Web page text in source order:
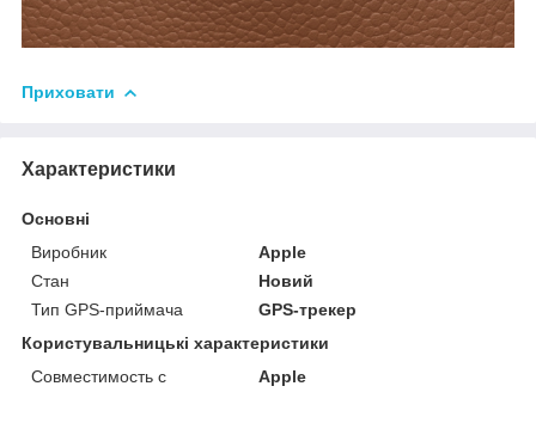
Приховати
Характеристики
Основні
Виробник
Apple
Стан
Новий
Тип GPS-приймача
GPS-трекер
Користувальницькі характеристики
Совместимость с
Apple